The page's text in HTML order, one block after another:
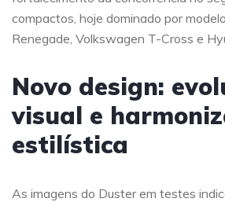
compactos, hoje dominado por
Renegade, Volkswagen T-Cross e
Novo design:
visual e
estilística
As imagens do Duster em testes